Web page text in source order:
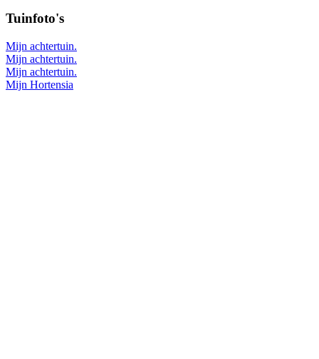
Tuinfoto's
Mijn achtertuin.
Mijn achtertuin.
Mijn achtertuin.
Mijn Hortensia